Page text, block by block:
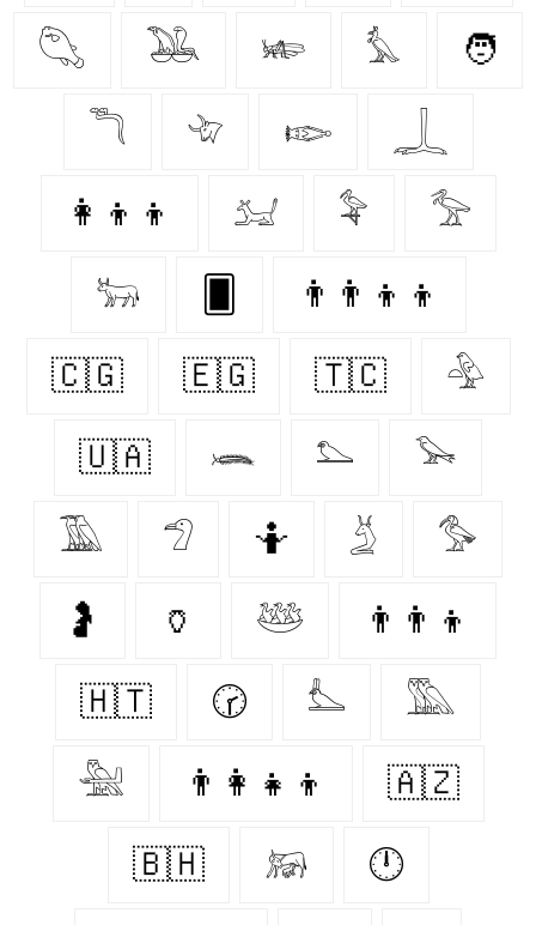
𓆡 𓅒 𓆧 𓅘 🧑
𓆕 𓄀 𓆢 𓆆
👩‍👦‍👦 𓃫 𓅝 𓅡
𓃒 👨‍👨‍👦‍👦
🇨🇬 🇪🇬 🇹🇨 𓅲
🇺🇦 𓆨 𓅌 𓅨
𓅀 𓅿 🤷‍ 𓄄 𓅜
🤰 🏺 𓅸 👨‍👨‍👦
🇭🇹 🕝 𓅏 𓅔
𓅖 👨‍👩‍👧‍👦 🇦🇿
🇧🇭 𓃖 🕛